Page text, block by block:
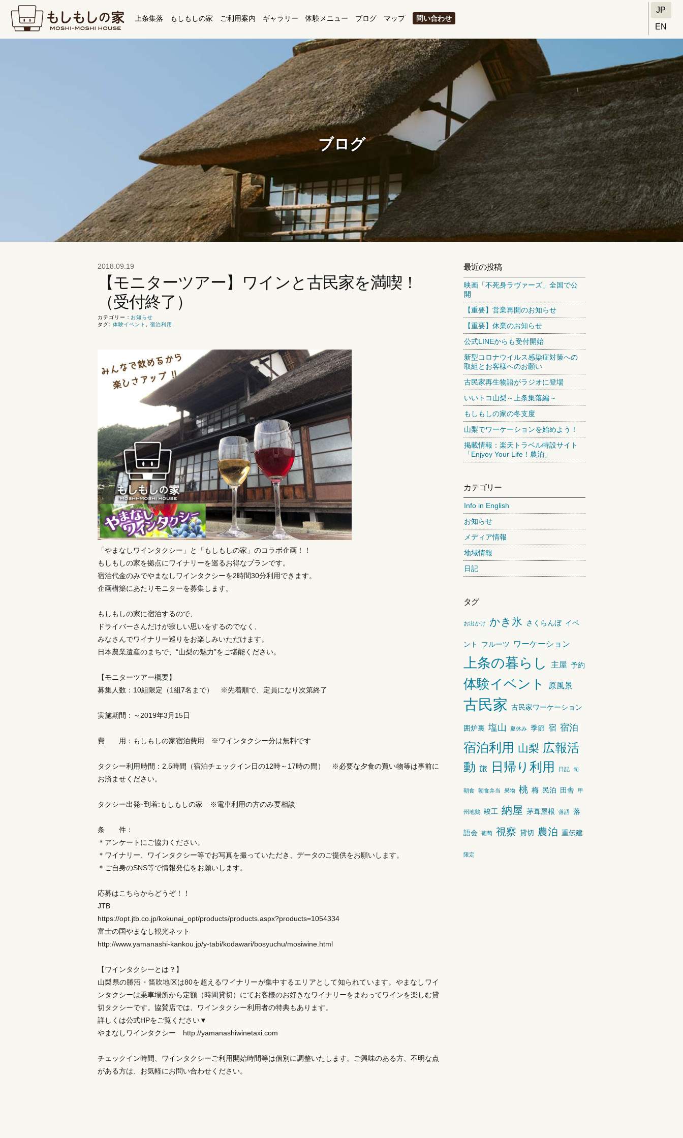
JP
EN
上条集落 もしもしの家 ご利用案内 ギャラリー 体験メニュー ブログ マップ 問い合わせ
ブログ
2018.09.19
【モニターツアー】ワインと古民家を満喫！
（受付終了）
カテゴリー： お知らせ
タグ: 体験イベント 宿泊利用
「やまなしワインタクシー」と「もしもしの家」のコラボ企画！！
もしもしの家を拠点にワイナリーを巡るお得なプランです。
宿泊代金のみでやまなしワインタクシーを2時間30分利用できます。
企画構築にあたりモニターを募集します。
もしもしの家に宿泊するので、
ドライバーさんだけが寂しい思いをするのでなく、
みなさんでワイナリー巡りをお楽しみいただけます。
日本農業遺産のまちで、“山梨の魅力”をご堪能ください。
【モニターツアー概要】
募集人数：10組限定（1組7名まで） ※先着順で、定員になり次第終了
実施期間：～2019年3月15日
費 用：もしもしの家宿泊費用 ※ワインタクシー分は無料です
タクシー利用時間：2.5時間（宿泊チェックイン日の12時～17時の間） ※必要な夕食の買い物等は事前に
お済ませください。
タクシー出発･到着:もしもしの家 ※電車利用の方のみ要相談
条 件：
＊アンケートにご協力ください。
＊ワイナリー、ワインタクシー等でお写真を撮っていただき、データのご提供をお願いします。
＊ご自身のSNS等で情報発信をお願いします。
応募はこちらからどうぞ！！
JTB
https://opt.jtb.co.jp/kokunai_opt/products/products.aspx?products=1054334
富士の国やまなし観光ネット
http://www.yamanashi-kankou.jp/y-tabi/kodawari/bosyuchu/mosiwine.html
【ワインタクシーとは？】
山梨県の勝沼・笛吹地区は80を超えるワイナリーが集中するエリアとして知られています。やまなしワイ
ンタクシーは乗車場所から定額（時間貸切）にてお客様のお好きなワイナリーをまわってワインを楽しむ貸
切タクシーです。協賛店では、ワインタクシー利用者の特典もあります。
詳しくは公式HPをご覧ください▼
やまなしワインタクシー http://yamanashiwinetaxi.com
チェックイン時間、ワインタクシーご利用開始時間等は個別に調整いたします。ご興味のある方、不明な点
がある方は、お気軽にお問い合わせください。
最近の投稿
映画「不死身ラヴァーズ」全国で公
開
【重要】営業再開のお知らせ
【重要】休業のお知らせ
公式LINEからも受付開始
新型コロナウイルス感染症対策への
取組とお客様へのお願い
古民家再生物語がラジオに登場
いいトコ山梨～上条集落編～
もしもしの家の冬支度
山梨でワーケーションを始めよう！
掲載情報：楽天トラベル特設サイト
「Enjyoy Your Life！農泊」
カテゴリー
Info in English
お知らせ
メディア情報
地域情報
日記
タグ
お出かけ かき氷 さくらんぼ イベ
ント フルーツ ワーケーション
上条の暮らし 主屋 予約
体験イベント 原風景
古民家 古民家ワーケーション
囲炉裏 塩山 夏休み 季節 宿 宿泊
宿泊利用 山梨 広報活
動 旅 日帰り利用 日記 旬
朝食 朝食弁当 果物 桃 梅 民泊 田舎 甲
州地鶏 竣工 納屋 茅葺屋根 落語 落
語会 葡萄 視察 貸切 農泊 重伝建
限定